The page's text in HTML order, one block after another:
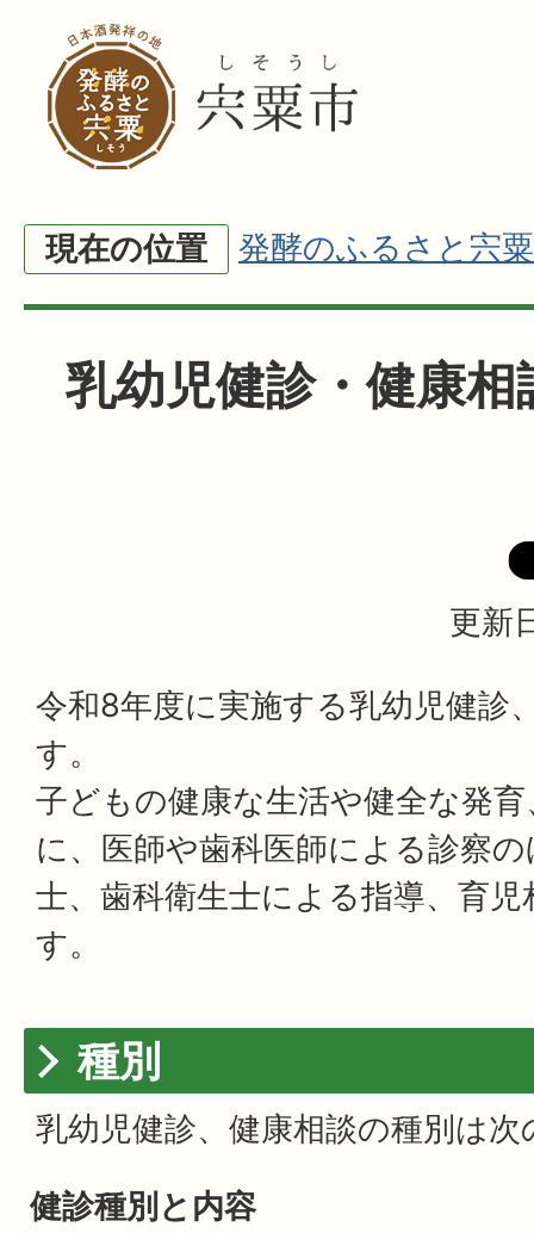
現在の位置 発酵のふるさと宍粟
乳幼児健診・健康相
更新
令和8年度に実施する乳幼児健診
す。
子どもの健康な生活や健全な発
に、医師や歯科医師による診察
士、歯科衛生士による指導、育
す。
種別
乳幼児健診、健康相談の種別は
健診種別と内容